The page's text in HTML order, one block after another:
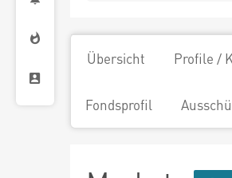
Übersicht Profile /
Fondsprofil